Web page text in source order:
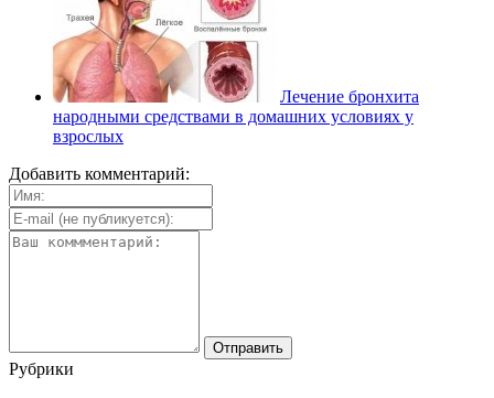
Лечение бронхита
народными средствами в домашних условиях у
взрослых
Добавить комментарий:
Рубрики